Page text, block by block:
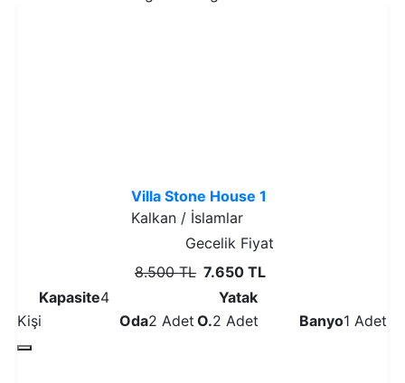
Villa Stone House 1
Kalkan / İslamlar
Gecelik Fiyat
7.650 TL
8.500 TL
Kapasite4
Kişi
Oda2 Adet
Yatak
O.2 Adet Banyo1 Adet